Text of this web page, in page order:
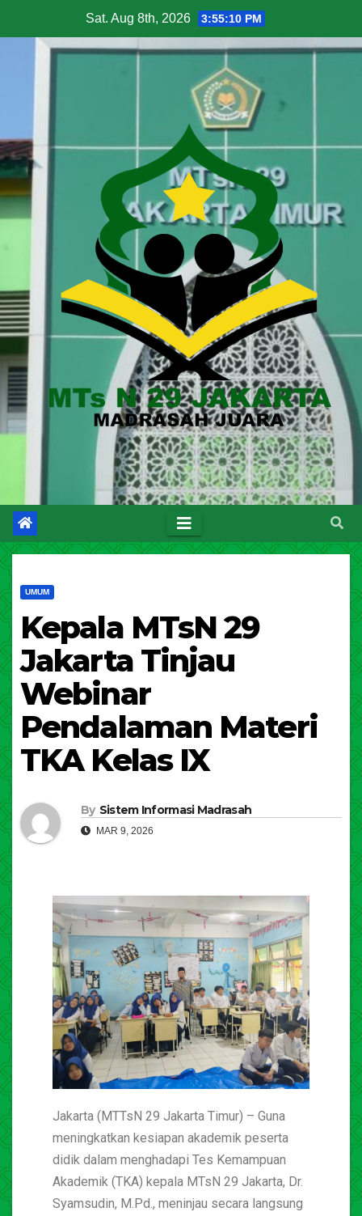
Sat. Aug 8th, 2026 3:55:11 PM
UMUM
Kepala MTsN 29
Jakarta Tinjau
Webinar
Pendalaman Materi
TKA Kelas IX
By Sistem Informasi Madrasah
MAR 9, 2026
Jakarta (MTTsN 29 Jakarta Timur) – Guna
meningkatkan kesiapan akademik peserta
didik dalam menghadapi Tes Kemampuan
Akademik (TKA) kepala MTsN 29 Jakarta, Dr.
Syamsudin, M.Pd., meninjau secara langsung